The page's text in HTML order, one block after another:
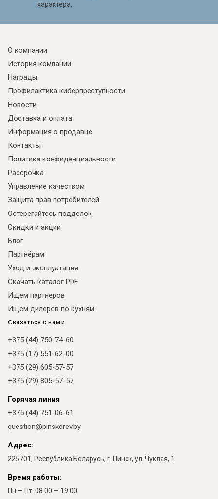
Я ознакомлен с
обработки персональных данных и
характера.
О компании
История компании
Награды
Профилактика киберпреступности
Новости
Доставка и оплата
Информация о продавце
Контакты
Политика конфиденциальности
Рассрочка
Управление качеством
Защита прав потребителей
Остерегайтесь подделок
Скидки и акции
Блог
Партнёрам
Уход и эксплуатация
Скачать каталог PDF
Ищем партнеров
Ищем дилеров по кухням
Связаться с нами
+375 (44) 750-74-60
+375 (17) 551-62-00
+375 (29) 605-57-57
+375 (29) 805-57-57
Горячая линия
+375 (44) 751-06-61
question@pinskdrev.by
Адрес:
225701, Республика Беларусь, г. Пинск, ул. Чуклая, 1
Время работы:
Пн — Пт: 08.00 — 19.00